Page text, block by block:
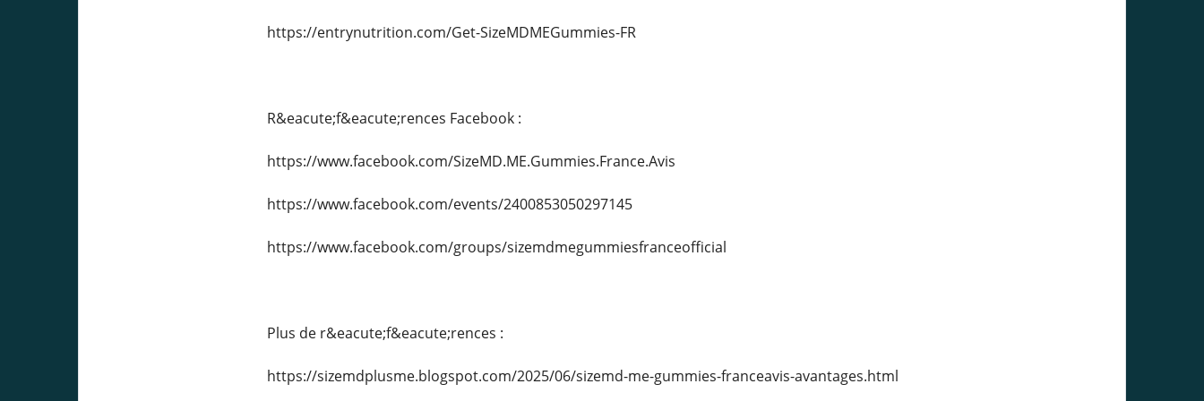
https://entrynutrition.com/Get-SizeMDMEGummies-FR
R&eacute;f&eacute;rences Facebook :
https://www.facebook.com/SizeMD.ME.Gummies.France.Avis
https://www.facebook.com/events/2400853050297145
https://www.facebook.com/groups/sizemdmegummiesfranceofficial
Plus de r&eacute;f&eacute;rences :
https://sizemdplusme.blogspot.com/2025/06/sizemd-me-gummies-franceavis-avantages.html